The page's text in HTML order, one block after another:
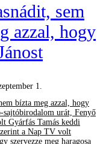
sem
azzal, hogy
1.
bízta meg azzal, hogy
sajtóbirodalom urát, Fenyő
Gyárfás Tamás keddi
a Nap TV volt
szervezze meg haragosa